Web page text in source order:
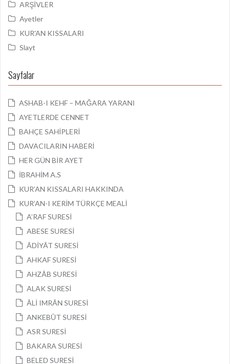
ARŞİVLER
Ayetler
KUR'AN KISSALARI
Slayt
Sayfalar
ASHAB-I KEHF – MAĞARA YARANI
AYETLERDE CENNET
BAHÇE SAHİPLERİ
DAVACILARIN HABERİ
HER GÜN BİR AYET
İBRAHİM A.S
KUR’AN KISSALARI HAKKINDA
KUR’AN-I KERİM TÜRKÇE MEALİ
A’RAF SURESİ
ABESE SURESİ
ÂDİYÂT SURESİ
AHKAF SURESİ
AHZÂB SURESİ
ALAK SURESİ
ÂLİ IMRÂN SURESİ
ANKEBÛT SURESİ
ASR SURESİ
BAKARA SURESİ
BELED SURESİ